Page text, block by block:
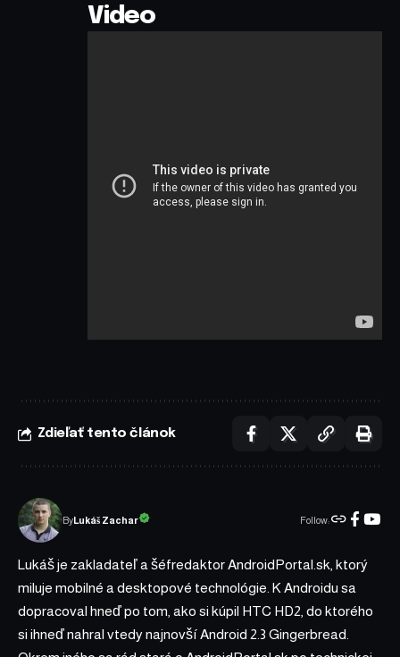
Video
Zdieľať tento článok
ByLukáš Zachar Follow:
Lukáš je zakladateľ a šéfredaktor AndroidPortal.sk, ktorý
miluje mobilné a desktopové technológie. K Androidu sa
dopracoval hneď po tom, ako si kúpil HTC HD2, do ktorého
si ihneď nahral vtedy najnovší Android 2.3 Gingerbread.